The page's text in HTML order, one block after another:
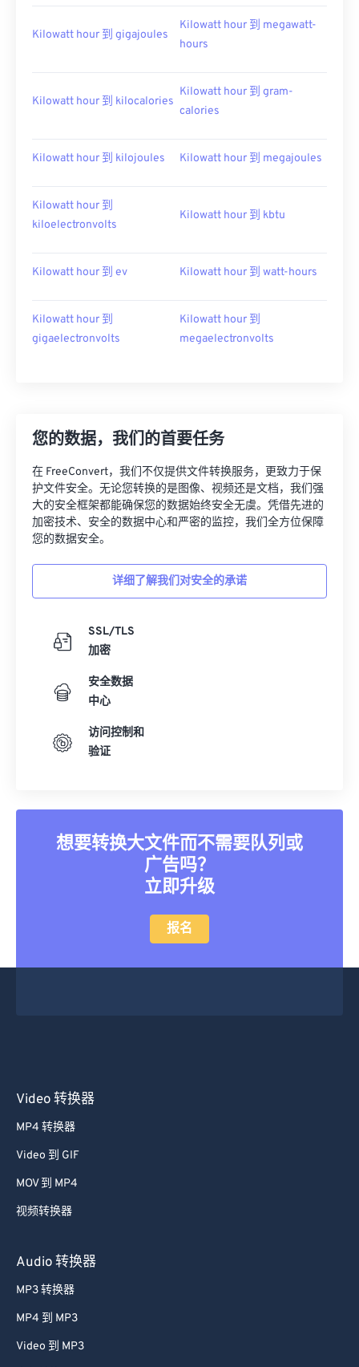
Kilowatt hour 到 gigajoules
Kilowatt hour 到 megawatt-
hours
Kilowatt hour 到 kilocalories
Kilowatt hour 到 gram-
calories
Kilowatt hour 到 kilojoules Kilowatt hour 到 megajoules
Kilowatt hour 到
kiloelectronvolts
Kilowatt hour 到 kbtu
Kilowatt hour 到 ev Kilowatt hour 到 watt-hours
Kilowatt hour 到
gigaelectronvolts
Kilowatt hour 到
megaelectronvolts
您的数据，我们的首要任务
在 FreeConvert，我们不仅提供文件转换服务，更致力于保
护文件安全。无论您转换的是图像、视频还是文档，我们强
大的安全框架都能确保您的数据始终安全无虞。凭借先进的
加密技术、安全的数据中心和严密的监控，我们全方位保障
您的数据安全。
详细了解我们对安全的承诺
SSL/TLS
加密
安全数据
中心
访问控制和
验证
想要转换大文件而不需要队列或
广告吗？
立即升级
报名
Video 转换器
MP4 转换器
Video 到 GIF
MOV 到 MP4
视频转换器
Audio 转换器
MP3 转换器
MP4 到 MP3
Video 到 MP3